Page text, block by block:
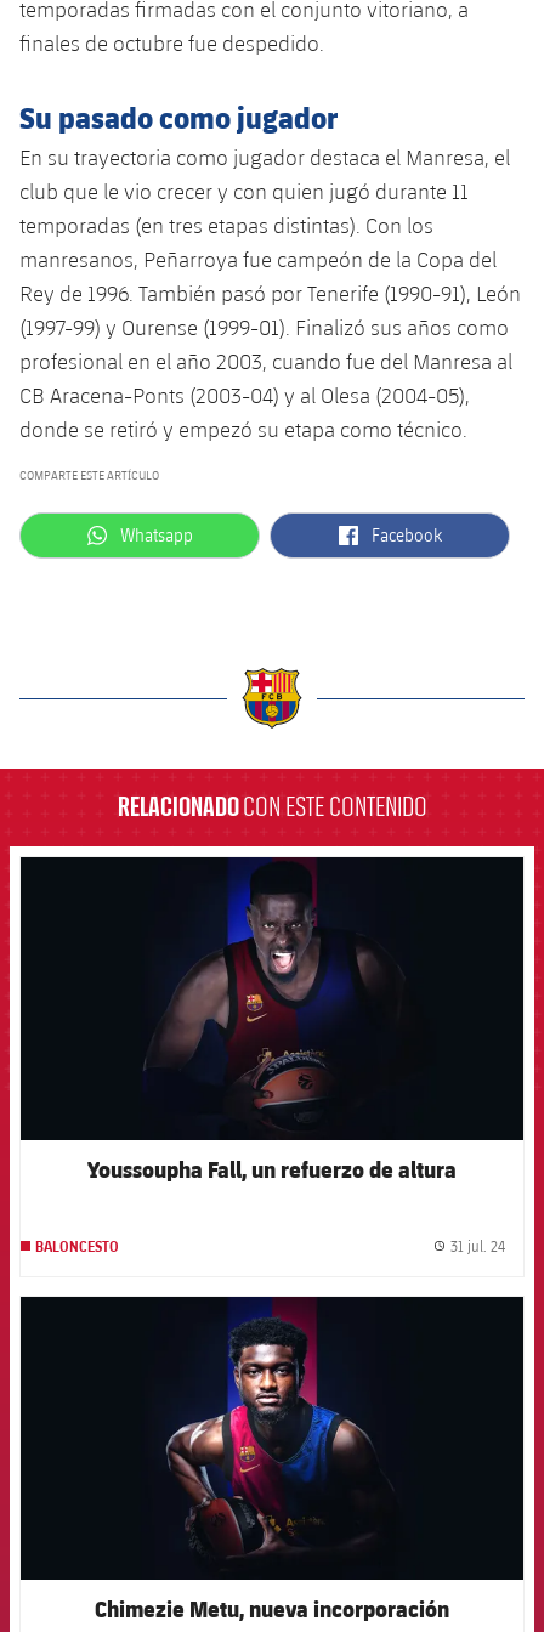
temporadas firmadas con el conjunto vitoriano, a
finales de octubre fue despedido.
Su pasado como jugador
En su trayectoria como jugador destaca el Manresa, el
club que le vio crecer y con quien jugó durante 11
temporadas (en tres etapas distintas). Con los
manresanos, Peñarroya fue campeón de la Copa del
Rey de 1996. También pasó por Tenerife (1990-91), León
(1997-99) y Ourense (1999-01). Finalizó sus años como
profesional en el año 2003, cuando fue del Manresa al
CB Aracena-Ponts (2003-04) y al Olesa (2004-05),
donde se retiró y empezó su etapa como técnico.
COMPARTE ESTE ARTÍCULO
label.aria.whatsapp
Whatsapp label.aria.facebook
Facebook
RELACIONADOCON ESTE CONTENIDO
FCB Barcelona badge
Youssoupha Fall, un refuerzo de altura
BALONCESTO 31 jul. 24
FCB Barcelona badge
Chimezie Metu, nueva incorporación